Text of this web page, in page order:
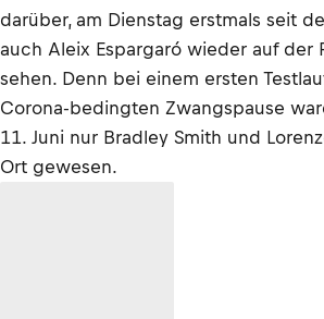
darüber, am Dienstag erstmals seit
auch Aleix Espargaró wieder auf der
sehen. Denn bei einem ersten
Corona-bedingten Zwangspause
11. Juni nur Bradley Smith und
Ort gewesen.